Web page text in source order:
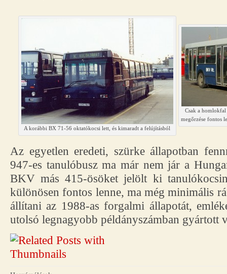
A korábbi BX 71-56 oktatókocsi lett, és kimaradt a felújításból
Csak a homlokfal
megőrzése fontos
Az egyetlen eredeti, szürke állapotban
947-es tanulóbusz ma már nem jár a
BKV más 415-ösöket jelölt ki
különösen fontos lenne, ma még minimális
állítani az 1988-as forgalmi állapotát,
utolsó legnagyobb példányszámban gyártott